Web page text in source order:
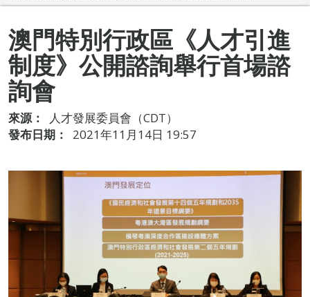
澳門特別行政區《人才引進
制度》公開諮詢舉行首場諮
詢會
來源：
人才發展委員會（CDT）
發布日期：
2021年11月14日 19:57